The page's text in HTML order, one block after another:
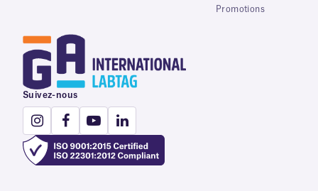
Promotions
Suivez-nous